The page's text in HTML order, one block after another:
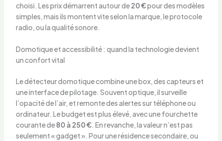
choisi. Les prix démarrent autour de20 €pour des modèles
simples, mais ils montent vite selon la marque, le protocole
radio, ou la qualité sonore.
Domotique et accessibilité : quand la technologie devient
un confort vital
Le détecteur domotique combine une box, des capteurs et
une interface de pilotage. Souvent optique, il surveille
l’opacité de l’air, et remonte des alertes sur téléphone ou
ordinateur. Le budget est plus élevé, avec une fourchette
courante de80 à 250 €. En revanche, la valeur n’est pas
seulement « gadget ». Pour une résidence secondaire, ou